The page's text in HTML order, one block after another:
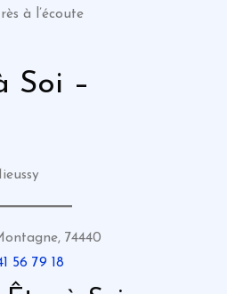
à l’écoute
Soi –
74440
56 79 18